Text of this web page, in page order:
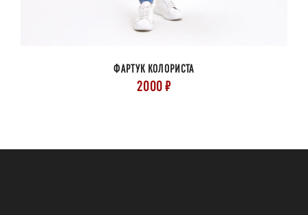
ФАРТУК КОЛОРИСТА
2000 ₽